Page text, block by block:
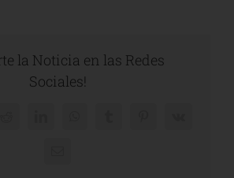
la Noticia en las Redes
Sociales!